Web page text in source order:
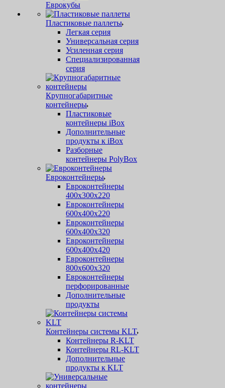
Еврокубы
Пластиковые паллеты
Легкая серия
Универсальная серия
Усиленная серия
Специализированная
серия
Крупногабаритные
контейнеры
Пластиковые
контейнеры iBox
Дополнительные
продукты к iBox
Разборные
контейнеры PolyBox
Евроконтейнеры
Евроконтейнеры
400х300х220
Евроконтейнеры
600х400х220
Евроконтейнеры
600х400х320
Евроконтейнеры
600х400х420
Евроконтейнеры
800х600х320
Евроконтейнеры
перфорированные
Дополнительные
продукты
Контейнеры системы KLT
Контейнеры R-KLT
Контейнеры RL-KLT
Дополнительные
продукты к KLT